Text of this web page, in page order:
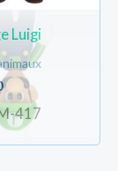
Luigi
417